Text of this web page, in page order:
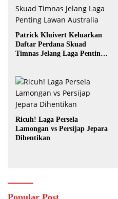
Patrick Kluivert Keluarkan
Daftar Perdana Skuad
Timnas Jelang Laga Penting
Ricuh! Laga Persela
Lamongan vs Persijap Jepara
Dihentikan
Popular Post